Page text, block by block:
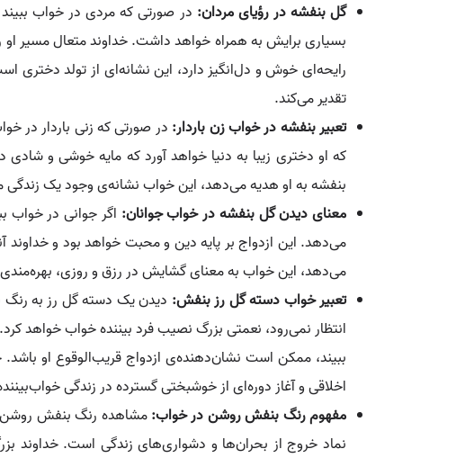
گل بنفشه در رؤیای مردان: در صورتی که مردی در خواب
بسیاری برایش به همراه خواهد داشت. خداوند متعال مسیر
رایحه‌ای خوش و دل‌انگیز دارد، این نشانه‌ای از تولد
تقدیر می‌کند.
تعبیر بنفشه در خواب زن باردار: در صورتی که زنی باردار در
که او دختری زیبا به دنیا خواهد آورد که مایه خوشی و
بنفشه به او هدیه می‌دهد، این خواب نشانه‌ی وجود یک
معنای دیدن گل بنفشه در خواب جوانان: اگر جوانی در خواب
می‌دهد. این ازدواج بر پایه‌ دین و محبت خواهد بود و خداوند
می‌دهد، این خواب به معنای گشایش در رزق و روزی،
تعبیر خواب دسته گل رز بنفش: دیدن یک دسته گل رز به رنگ
انتظار نمی‌رود، نعمتی بزرگ نصیب فرد بیننده خواب خواهد
ببیند، ممکن است نشان‌دهنده‌ی ازدواج قریب‌الوقوع او
اخلاقی و آغاز دوره‌ای از خوشبختی گسترده در زندگی
مفهوم رنگ بنفش روشن در خواب:مشاهده رنگ بنفش روشن
نماد خروج از بحران‌ها و دشواری‌های زندگی است. خداوند